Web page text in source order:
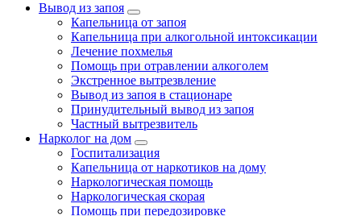
Вывод из запоя
Капельница от запоя
Капельница при алкогольной интоксикации
Лечение похмелья
Помощь при отравлении алкоголем
Экстренное вытрезвление
Вывод из запоя в стационаре
Принудительный вывод из запоя
Частный вытрезвитель
Нарколог на дом
Госпитализация
Капельница от наркотиков на дому
Наркологическая помощь
Наркологическая скорая
Помощь при передозировке